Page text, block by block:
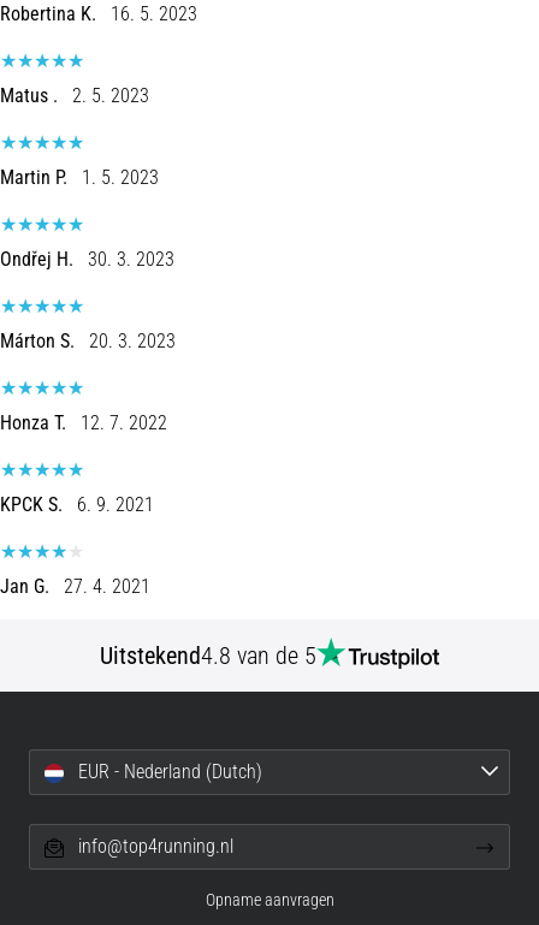
Robertina K. 16. 5. 2023
Matus . 2. 5. 2023
Martin P. 1. 5. 2023
Ondřej H. 30. 3. 2023
Márton S. 20. 3. 2023
Honza T. 12. 7. 2022
KPCK S. 6. 9. 2021
Jan G. 27. 4. 2021
Uitstekend4.8 van de 5
EUR - Nederland (Dutch)
info@top4running.nl
Opname aanvragen